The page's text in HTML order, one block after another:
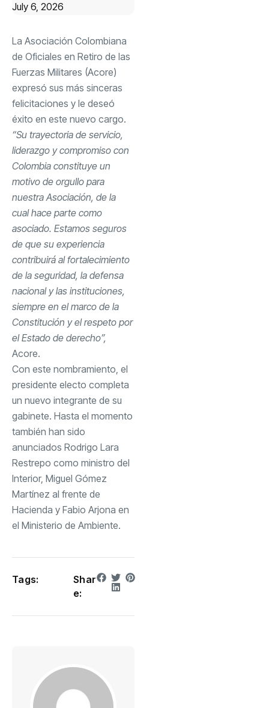
July 6, 2026
La Asociación Colombiana
de Oficiales en Retiro de las
Fuerzas Militares (Acore)
expresó sus más sinceras
felicitaciones y le deseó
éxito en este nuevo cargo.
“Su trayectoria de servicio,
liderazgo y compromiso con
Colombia constituye un
motivo de orgullo para
nuestra Asociación, de la
cual hace parte como
asociado. Estamos seguros
de que su experiencia
contribuirá al fortalecimiento
de la seguridad, la defensa
nacional y las instituciones,
siempre en el marco de la
Constitución y el respeto por
el Estado de derecho”,
Acore.
Con este nombramiento, el
presidente electo completa
un nuevo integrante de su
gabinete. Hasta el momento
también han sido
anunciados Rodrigo Lara
Restrepo como ministro del
Interior, Miguel Gómez
Martínez al frente de
Hacienda y Fabio Arjona en
el Ministerio de Ambiente.
Tags:
Shar
e: